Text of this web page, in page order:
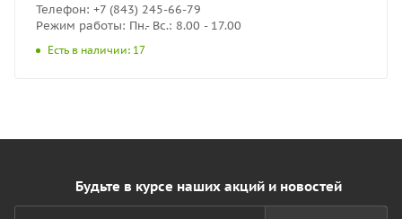
Телефон: +7 (843) 245-66-79
Режим работы: Пн.- Вс.: 8.00 - 17.00
Есть в наличии: 17
Будьте в курсе наших акций и новостей